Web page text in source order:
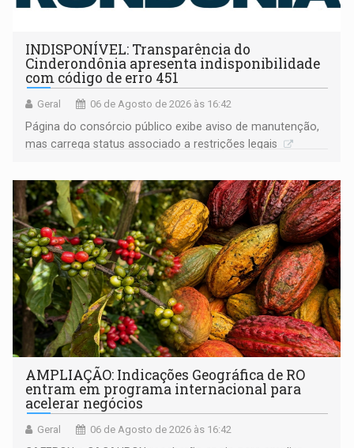
INDISPONÍVEL: Transparência do
Cinderondônia apresenta indisponibilidade
com código de erro 451
Geral 06 de Agosto de 2026 às 16:42
Página do consórcio público exibe aviso de manutenção,
mas carrega status associado a restrições legais
AMPLIAÇÃO: Indicações Geográfica de RO
entram em programa internacional para
acelerar negócios
Geral 06 de Agosto de 2026 às 16:42